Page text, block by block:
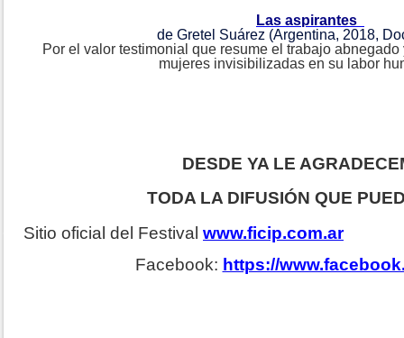
Las aspirantes
de Gretel Suárez (Argentina, 2018,
Por el valor testimonial que resume el trabajo
mujeres invisibilizadas en su labor
DESDE YA LE
TODA LA DIFUSIÓN QUE
Sitio oficial del Festival www.ficip.com.ar
Facebook: https://